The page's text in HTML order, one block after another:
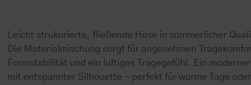
Leicht strukurierte, fließende Hose in sommerlicher
Die Materialmischung sorgt für angenehmen
Formstabilität und ein luftiges Tragegefühl. Ein
mit entspannter Silhouette - perfekt für warme Tage oder